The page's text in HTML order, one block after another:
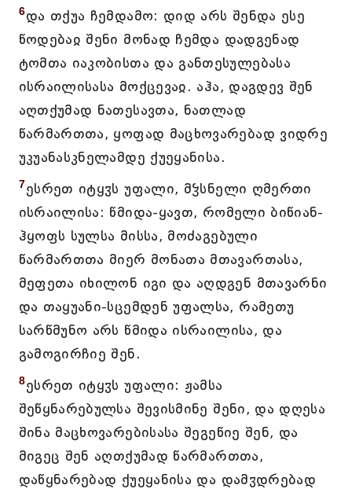
6და თქუა ჩემდამო: დიდ არს შენდა ესე
წოდებაჲ შენი მონად ჩემდა დადგენად
ტომთა იაკობისთა და განთესულებასა
ისრაილისასა მოქცევაჲ. აჰა, დაგდევ შენ
აღთქუმად ნათესავთა, ნათლად
წარმართთა, ყოფად მაცხოვარებად ვიდრე
უკუანასკნელამდე ქუეყანისა.
7ესრეთ იტყჳს უფალი, მჴსნელი ღმერთი
ისრაილისა: წმიდა-ყავთ, რომელი ბიწიან-
ჰყოფს სულსა მისსა, მოძაგებული
წარმართთა მიერ მონათა მთავართასა,
მეფეთა იხილონ იგი და აღდგენ მთავარნი
და თაყუანი-სცემდენ უფალსა, რამეთუ
სარწმუნო არს წმიდა ისრაილისა, და
გამოგირჩიე შენ.
8ესრეთ იტყჳს უფალი: ჟამსა
შეწყნარებულსა შევისმინე შენი, და დღესა
შინა მაცხოვარებისასა შეგეწიე შენ, და
მიგეც შენ აღთქუმად წარმართთა,
დაწყნარებად ქუეყანისა და დამჳდრებად